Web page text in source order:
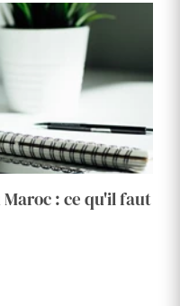
: ce qu'il faut